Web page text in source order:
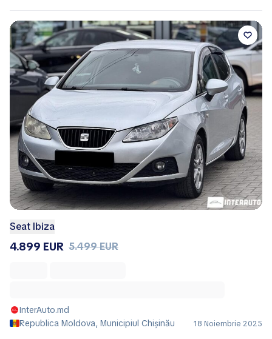
Seat Ibiza
4.899 EUR 5.499 EUR
InterAuto.md
Republica Moldova, Municipiul Chișinău
18 Noiembrie 2025